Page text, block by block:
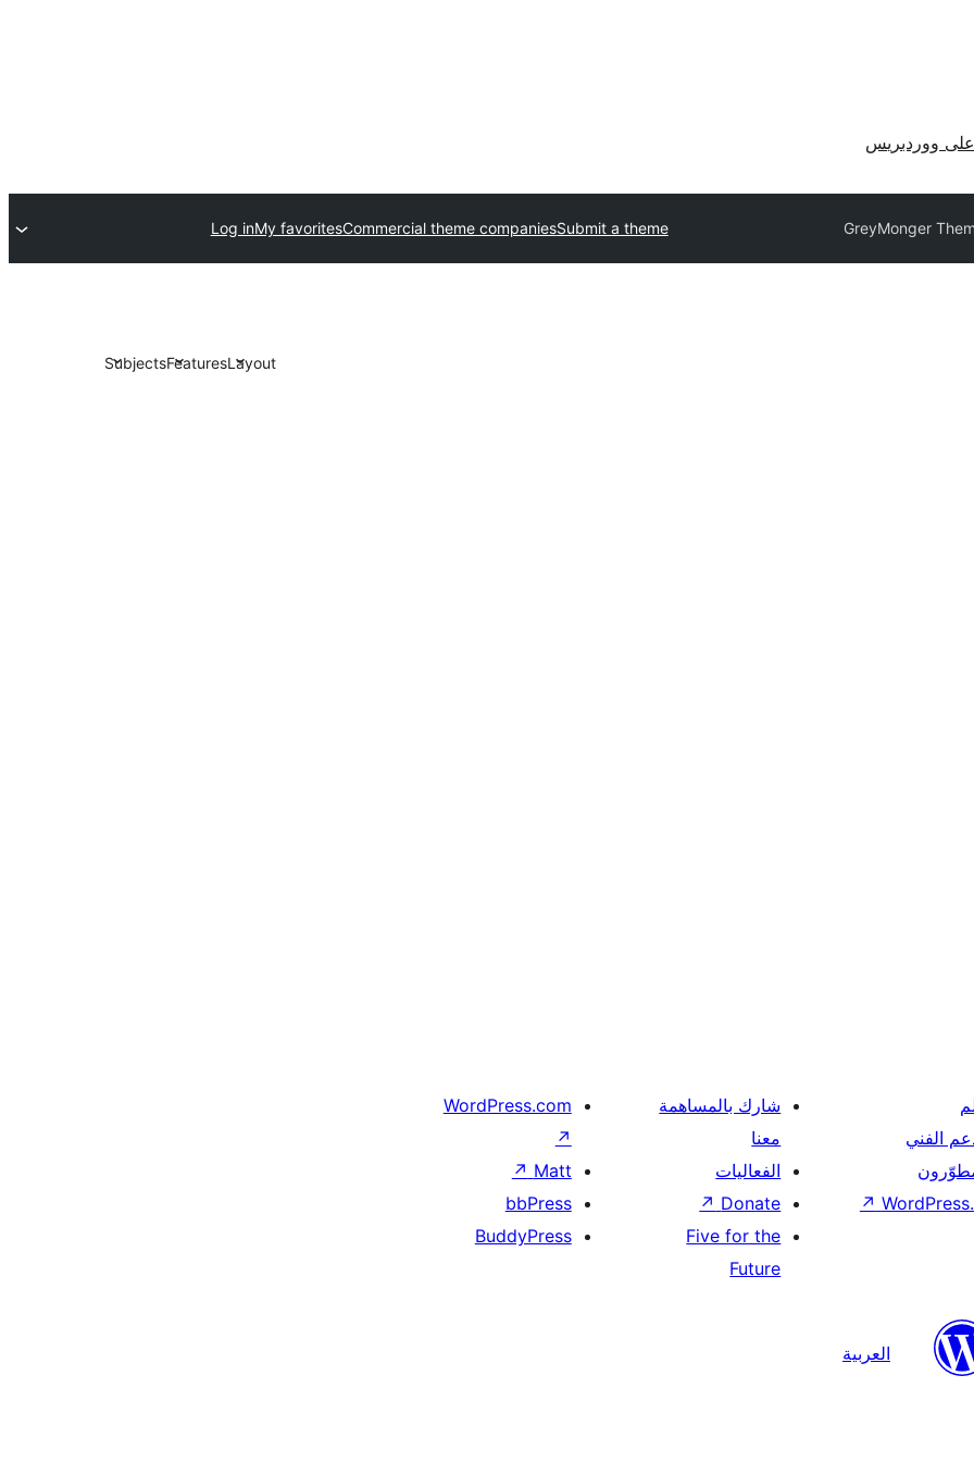
ووردبريس
GreyMonger
Submit a theme
Commercial theme companies
My favorites
Log in
Layout
Features
Subjects
الفني
↗
شارك بالمساهمة
معنا
الفعاليات
Donate
↗
Five for the
Future
WordPress.com
↗
Matt
↗
bbPress
BuddyPress
العربية